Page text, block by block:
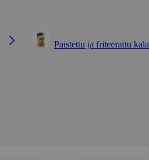
Paistettu ja friteerattu kala